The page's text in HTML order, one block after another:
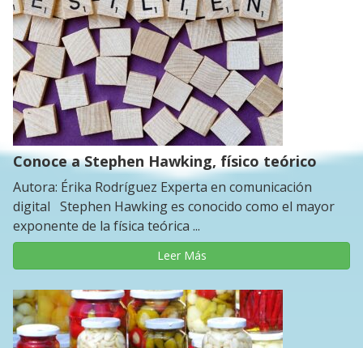
Conoce a Stephen Hawking, físico teórico
Autora: Érika Rodríguez Experta en comunicación
digital Stephen Hawking es conocido como el mayor
exponente de la física teórica ...
Leer Más